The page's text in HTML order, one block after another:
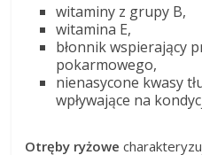
witaminy z grupy B,
witamina E,
błonnik wspierający
pokarmowego,
nienasycone kwasy
wpływające na
Otręby ryżowe